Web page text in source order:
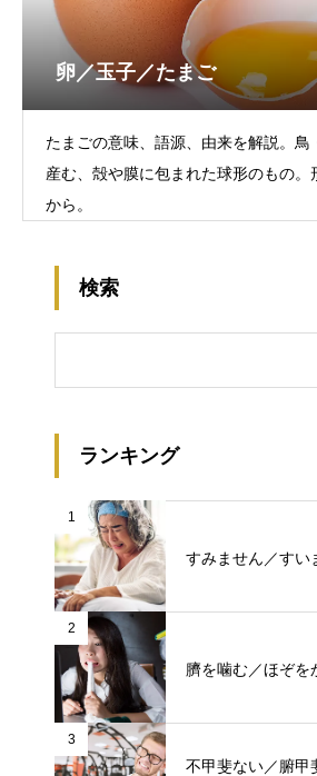
卵／玉子／たまご
たまごの意味、語源、由来を解説。鳥
産む、殻や膜に包まれた球形のもの。
から。
検索
ランキング
1
すみません／すい
2
臍を噛む／ほぞを
3
不甲斐ない／腑甲